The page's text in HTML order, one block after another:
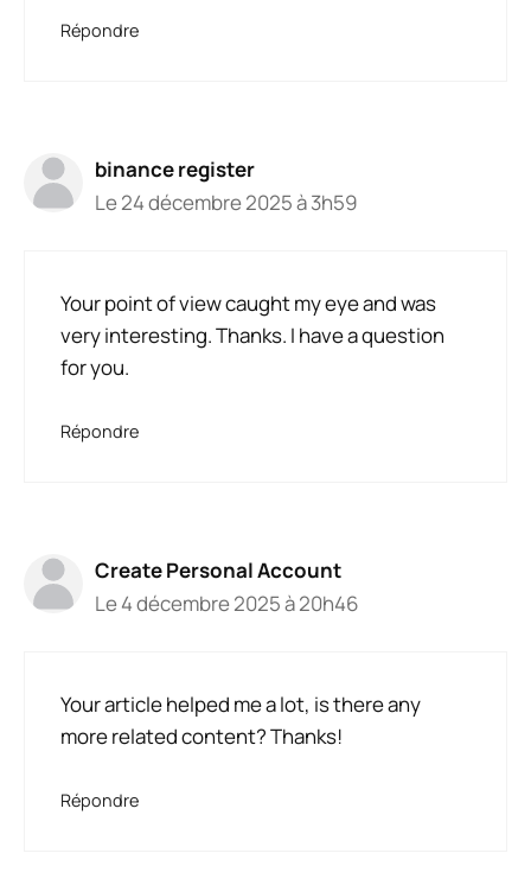
Répondre
binance register
Le 24 décembre 2025 à 3h59
Your point of view caught my eye and was
very interesting. Thanks. I have a question
for you.
Répondre
Create Personal Account
Le 4 décembre 2025 à 20h46
Your article helped me a lot, is there any
more related content? Thanks!
Répondre